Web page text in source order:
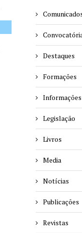
Destaques
Formações
Informações
Legislação
Livros
Media
Notícias
Publicações
Revistas